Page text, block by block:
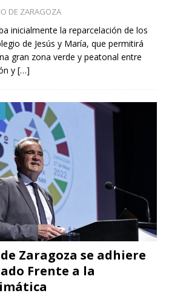
DE ZARAGOZA
inicialmente la reparcelación de los
de Jesús y María, que permitirá
gran zona verde y peatonal entre
y […]
Zaragoza se adhiere
Frente a la